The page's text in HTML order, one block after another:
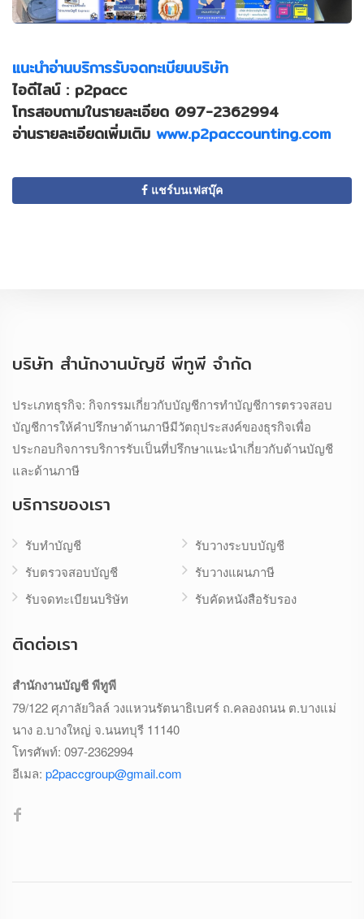
แนะนำอ่านบริการรับจดทะเบียนบริษัท
ไอดีไลน์ : p2pacc
โทรสอบถามในรายละเอียด 097-2362994
อ่านรายละเอียดเพิ่มเติม www.p2paccounting.com
แชร์บนเฟสบุ๊ค
บริษัท สำนักงานบัญชี พีทูพี จำกัด
ประเภทธุรกิจ: กิจกรรมเกี่ยวกับบัญชีการทำบัญชีการตรวจสอบ
บัญชีการให้คำปรึกษาด้านภาษีมีวัตถุประสงค์ของธุรกิจเพื่อ
ประกอบกิจการบริการรับเป็นที่ปรึกษาแนะนำเกี่ยวกับด้านบัญชี
และด้านภาษี
บริการของเรา
รับทำบัญชี
รับตรวจสอบบัญชี
รับจดทะเบียนบริษัท
รับวางระบบบัญชี
รับวางแผนภาษี
รับคัดหนังสือรับรอง
ติดต่อเรา
สำนักงานบัญชี พีทูพี
79/122 ศุภาลัยวิลล์ วงแหวนรัตนาธิเบศร์ ถ.คลองถนน ต.บางแม่
นาง อ.บางใหญ่ จ.นนทบุรี 11140
โทรศัพท์: 097-2362994
อีเมล: p2paccgroup@gmail.com